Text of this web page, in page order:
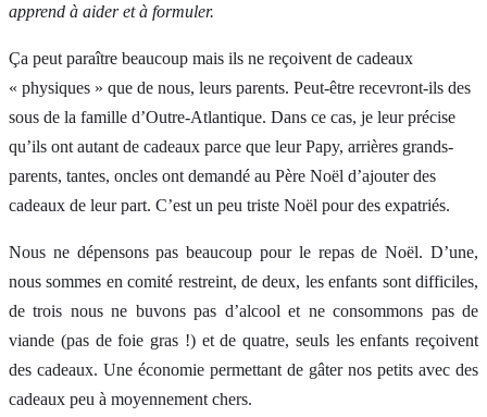
apprend à aider et à formuler.
Ça peut paraître beaucoup mais ils ne reçoivent de cadeaux
« physiques » que de nous, leurs parents. Peut-être recevront-ils des
sous de la famille d’Outre-Atlantique. Dans ce cas, je leur précise
qu’ils ont autant de cadeaux parce que leur Papy, arrières grands-
parents, tantes, oncles ont demandé au Père Noël d’ajouter des
cadeaux de leur part. C’est un peu triste Noël pour des expatriés.
Nous ne dépensons pas beaucoup pour le repas de Noël. D’une,
nous sommes en comité restreint, de deux, les enfants sont difficiles,
de trois nous ne buvons pas d’alcool et ne consommons pas de
viande (pas de foie gras !) et de quatre, seuls les enfants reçoivent
des cadeaux. Une économie permettant de gâter nos petits avec des
cadeaux peu à moyennement chers.